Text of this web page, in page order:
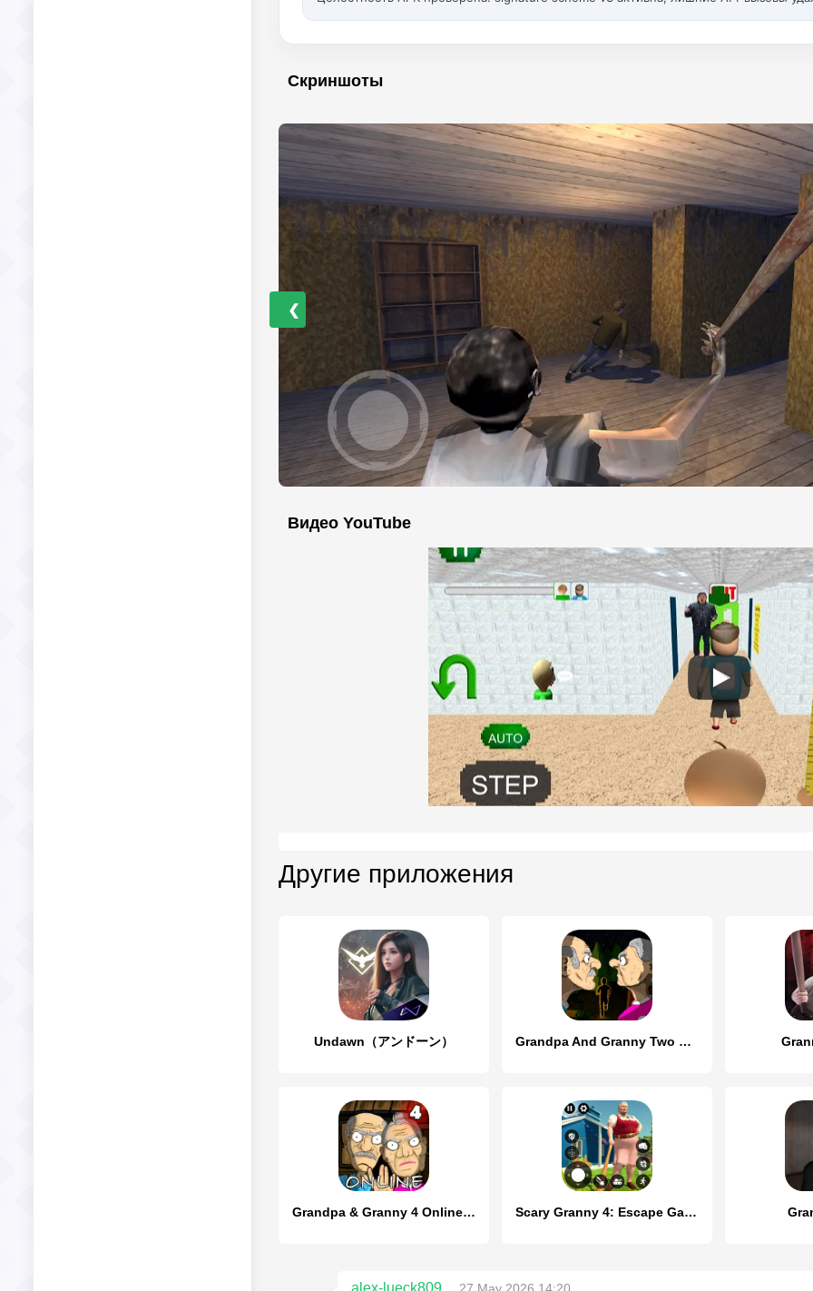
Скриншоты
❮
Видео YouTube
Другие приложения
Undawn（アンドーン） Grandpa And Granny Two Hunters
Grandpa & Granny 4 Online Game Scary Granny 4: Escape Games
alex-lueck809